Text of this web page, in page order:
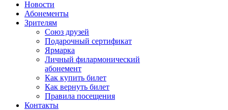
Новости
Абонементы
Зрителям
Союз друзей
Подарочный сертификат
Ярмарка
Личный филармонический
абонемент
Как купить билет
Как вернуть билет
Правила посещения
Контакты